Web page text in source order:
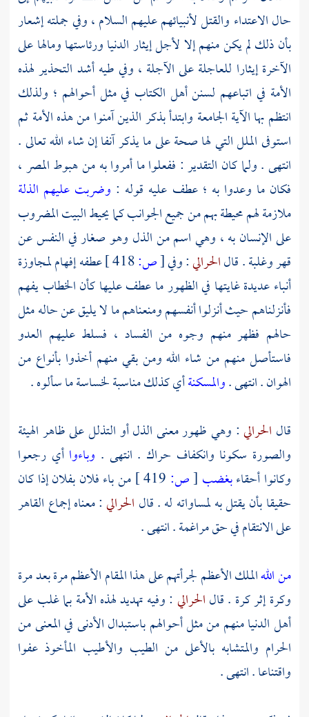
حال الاعتداء والقتل لأنبيائهم عليهم السلام ، وفي جملته إشعار
بأن ذلك لم يكن منهم إلا لأجل إيثار الدنيا ورئاستها ومالها على
الآخرة إيثارا للعاجلة على الآجلة ، وفي طيه أشد التحذير لهذه
الأمة في اتباعهم لسنن أهل الكتاب في مثل أحوالهم ؛ ولذلك
انتظم بها الآية الجامعة وابتدأ بذكر الذين آمنوا من هذه الأمة ثم
استوفى الملل التي لها صحة على ما يذكر آنفا إن شاء الله تعالى .
انتهى . ولما كان التقدير : ففعلوا ما أمروا به من هبوط المصر ،
فكان ما وعدوا به ؛ عطف عليه قوله : وضربت عليهم الذلة
ملازمة لهم محيطة بهم من جميع الجوانب كما يحيط البيت المضروب
على الإنسان به ، وهي اسم من الذل وهو صغار في النفس عن
قهر وغلبة . قالالحرالي: وفي[ص:
عطفه إفهام لمجاوزة
أنباء عديدة غايتها في الظهور ما عطف عليها كأن الخطاب يفهم
فأنزلناهم حيث أنزلوا أنفسهم ومنعناهم ما لا يليق عن حاله مثل
حالهم فظهر منهم وجوه من الفساد ، فسلط عليهم العدو
فاستأصل منهم من شاء الله ومن بقي منهم أخذوا بأنواع من
الهوان . انتهى .والمسكنةأي كذلك مناسبة لخساسة ما سألوه .
قال الحرالي: وهي ظهور معنى الذل أو التذلل على ظاهر الهيئة
والصورة سكونا وانكفاف حراك . انتهى . وباءواأي رجعوا
وكانوا أحقاءبغضب [ص:
من باء فلان بفلان إذا كان
حقيقا بأن يقتل به لمساواته له . قال الحرالي: معناه إجماع القاهر
على الانتقام في حق مراغمة . انتهى .
من اللهالملك الأعظم لجرأتهم على هذا المقام الأعظم مرة بعد مرة
وكرة إثر كرة . قالالحرالي : وفيه تهديد لهذه الأمة بما غلب على
أهل الدنيا منهم من مثل أحوالهم باستبدال الأدنى في المعنى من
الحرام والمتشابه بالأعلى من الطيب والأطيب المأخوذ عفوا
واقتناعا . انتهى .